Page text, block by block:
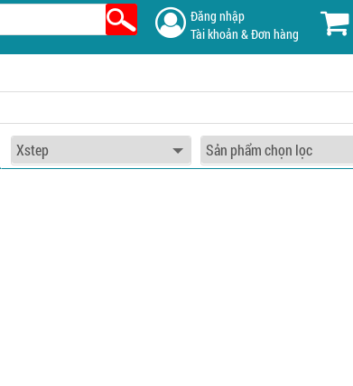
Đăng nhập
Tài khoản & Đơn hàng